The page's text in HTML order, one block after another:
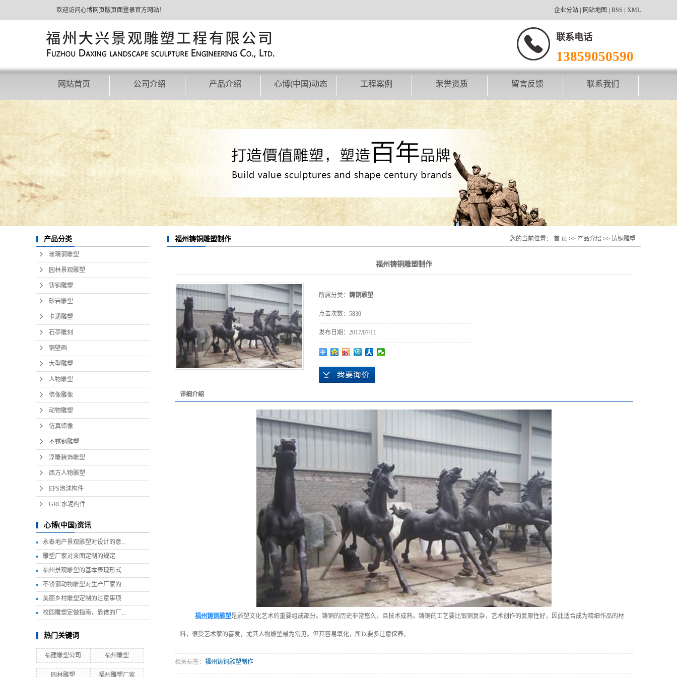
企业分站 网站地图 RSS XML
欢迎访问心博网页版页面登录官方网站！
联系电话
13859050590
网站首页 公司介绍 产品介绍 心博(中国)动态 工程案例 荣誉资质 留言反馈 联系我们
产品分类
玻璃钢雕塑
园林景观雕塑
铸铜雕塑
砂岩雕塑
卡通雕塑
石亭雕刻
铜壁画
大型雕塑
人物雕塑
佛像雕像
动物雕塑
仿真蜡像
不锈钢雕塑
浮雕装饰雕塑
西方人物雕塑
EPS泡沫构件
GRC水泥构件
心博(中国)资讯
永泰地产景观雕塑对设计的意...
雕塑厂家对来图定制的规定
福州景观雕塑的基本表现形式
不锈钢动物雕塑对生产厂家的...
美丽乡村雕塑定制的注意事项
校园雕塑定做指南，靠谱的厂...
热门关键词
福建雕塑公司 福州雕塑
园林雕塑 福州雕塑厂家
福州铸铜雕塑制作 您的当前位置： 首 页 >> 产品介绍 >> 铸铜雕塑
福州铸铜雕塑制作
所属分类： 铸铜雕塑
点击次数： 5830
发布日期： 2017/07/11
详细介绍
福州铸铜雕塑是雕塑文化艺术的重要组成部分。铸铜的历史非常悠久，且技术成熟。铸铜的工艺要比锻铜复杂，艺术创作的复原性好，因此适合成为精细作品的材
料，很受艺术家的喜爱，尤其人物雕塑最为常见。但其容易氧化，所以要多注意保养。
相关标签： 福州铸铜雕塑制作